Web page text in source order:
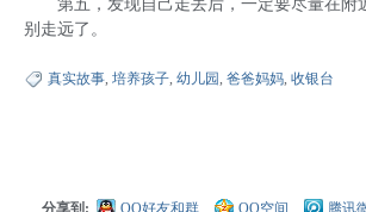
第五，发现自己走丢后，一定要尽量在附
别走远了。
真实故事, 培养孩子, 幼儿园, 爸爸妈妈, 收银台
分享到: QQ好友和群 QQ空间 腾讯